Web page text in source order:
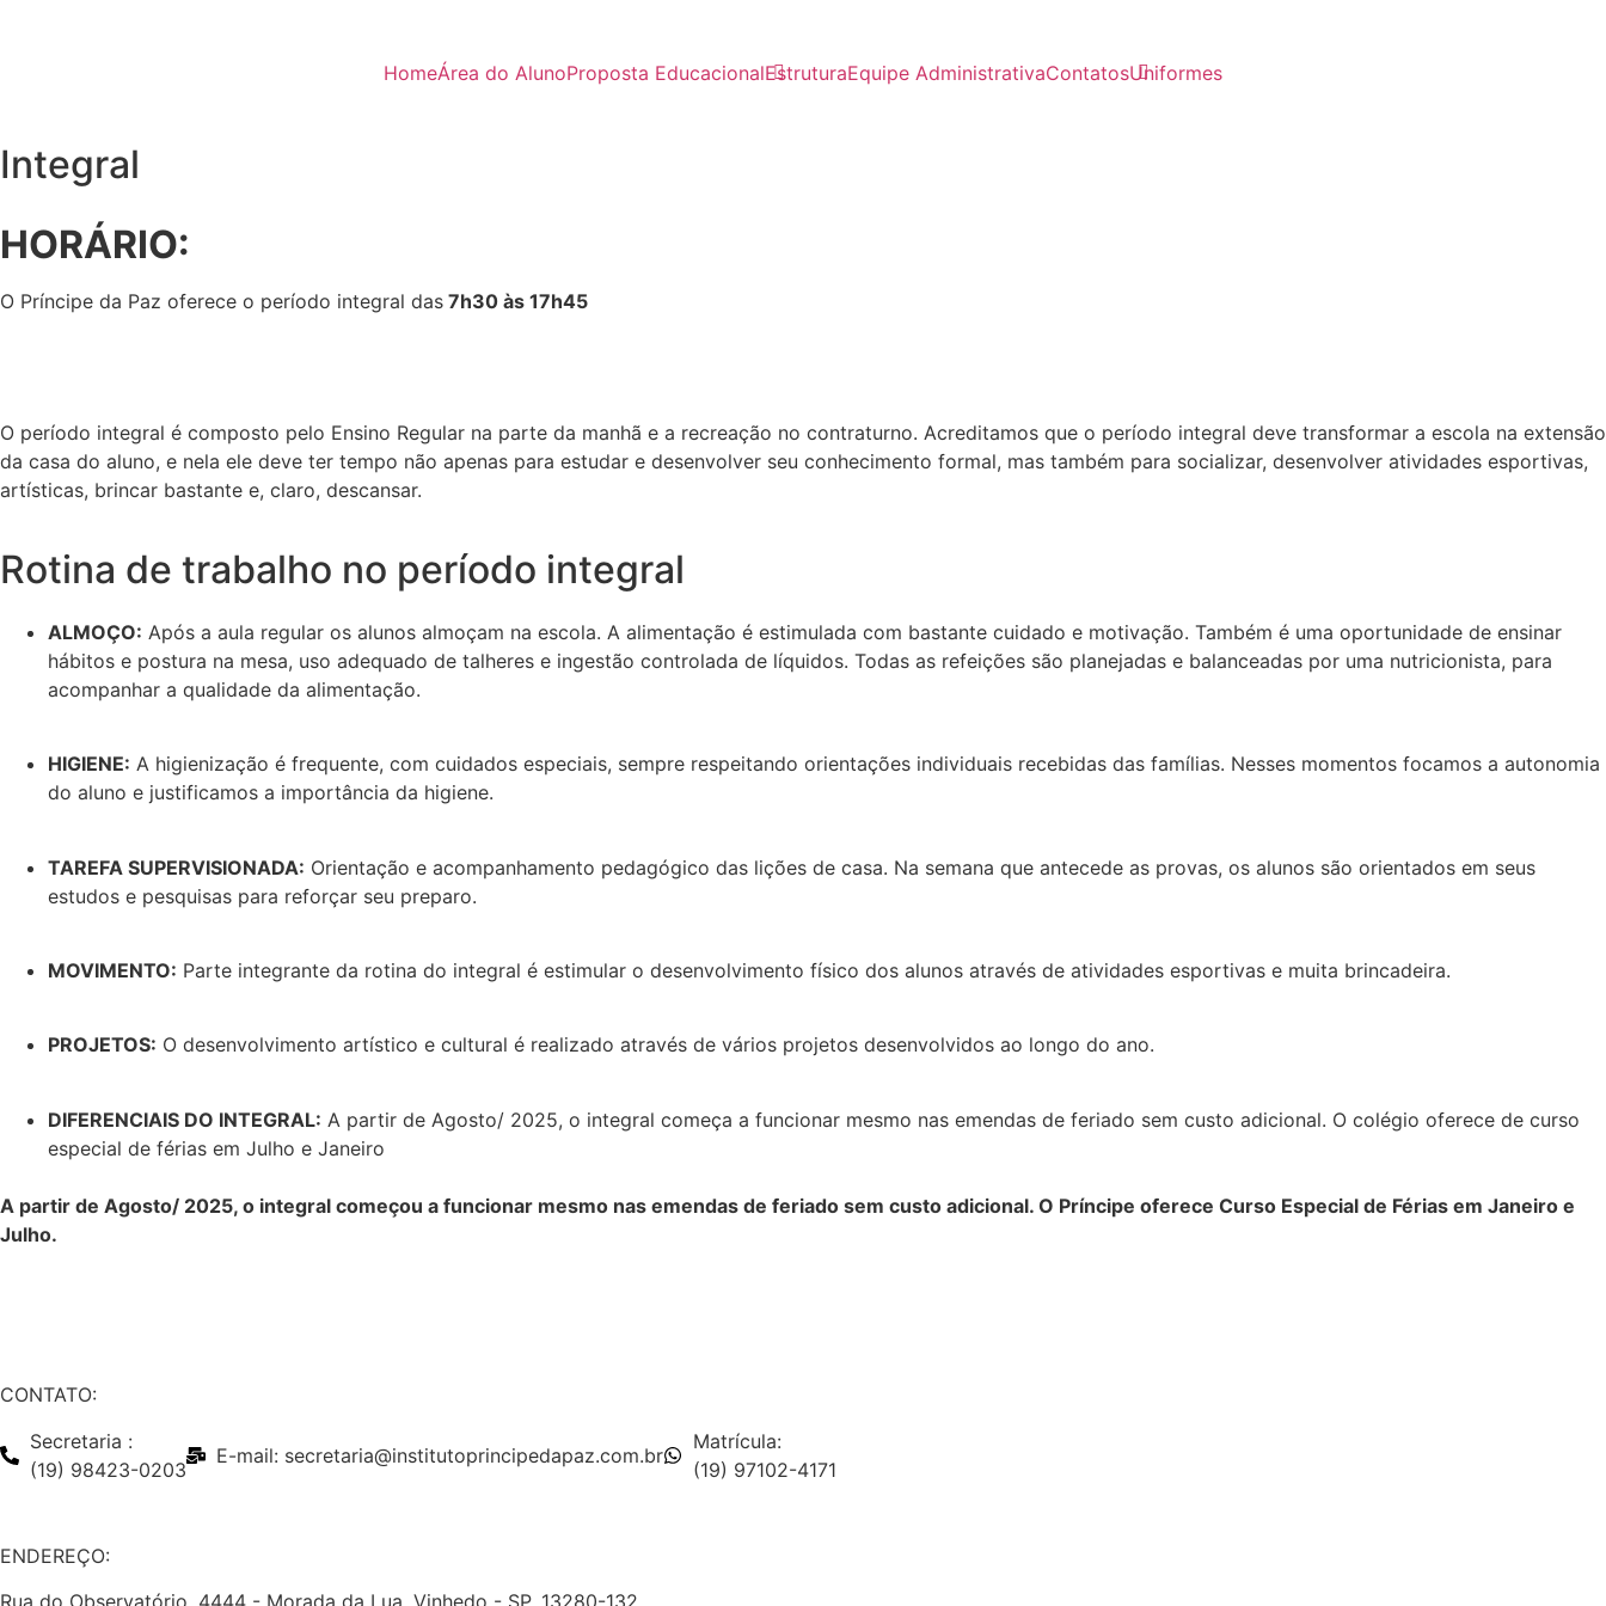
HomeÁrea do AlunoProposta EducacionalEstruturaEquipe AdministrativaContatosUniformes
Integral
HORÁRIO:
O Príncipe da Paz oferece o período integral das 7h30 às 17h45
O período integral é composto pelo Ensino Regular na parte da manhã e a recreação no contraturno. Acreditamos que o período integral deve transformar a escola na extensão
da casa do aluno, e nela ele deve ter tempo não apenas para estudar e desenvolver seu conhecimento formal, mas também para socializar, desenvolver atividades esportivas,
artísticas, brincar bastante e, claro, descansar.
Rotina de trabalho no período integral
ALMOÇO: Após a aula regular os alunos almoçam na escola. A alimentação é estimulada com bastante cuidado e motivação. Também é uma oportunidade de ensinar
hábitos e postura na mesa, uso adequado de talheres e ingestão controlada de líquidos. Todas as refeições são planejadas e balanceadas por uma nutricionista, para
acompanhar a qualidade da alimentação.
HIGIENE: A higienização é frequente, com cuidados especiais, sempre respeitando orientações individuais recebidas das famílias. Nesses momentos focamos a autonomia
do aluno e justificamos a importância da higiene.
TAREFA SUPERVISIONADA: Orientação e acompanhamento pedagógico das lições de casa. Na semana que antecede as provas, os alunos são orientados em seus
estudos e pesquisas para reforçar seu preparo.
MOVIMENTO: Parte integrante da rotina do integral é estimular o desenvolvimento físico dos alunos através de atividades esportivas e muita brincadeira.
PROJETOS: O desenvolvimento artístico e cultural é realizado através de vários projetos desenvolvidos ao longo do ano.
DIFERENCIAIS DO INTEGRAL: A partir de Agosto/ 2025, o integral começa a funcionar mesmo nas emendas de feriado sem custo adicional. O colégio oferece de curso
especial de férias em Julho e Janeiro
A partir de Agosto/ 2025, o integral começou a funcionar mesmo nas emendas de feriado sem custo adicional. O Príncipe oferece Curso Especial de Férias em Janeiro e
Julho.
CONTATO:
Secretaria :
(19) 98423-0203
E-mail: secretaria@institutoprincipedapaz.com.br
Matrícula:
(19) 97102-4171
ENDEREÇO:
Rua do Observatório, 4444 - Morada da Lua, Vinhedo - SP, 13280-132